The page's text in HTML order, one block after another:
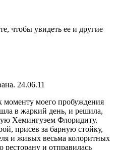
чтобы увидеть ее и другие
24.06.11
моменту моего пробуждения
в жаркий день, и решила,
Хемингуэем Флоридиту.
присев за барную стойку,
и живых весьма колоритных
и отправилась